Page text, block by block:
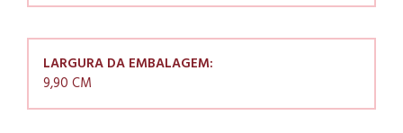
LARGURA DA EMBALAGEM:
9,90 CM